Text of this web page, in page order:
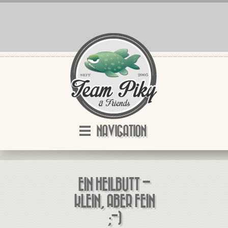
NAVIGATION
EIN HEILBUTT –
KLEIN, ABER FEIN
;-)